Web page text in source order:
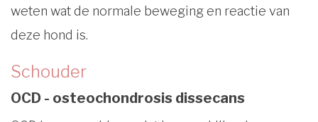
weten wat de normale beweging en reactie van
deze hond is.
Schouder
OCD - osteochondrosis dissecans